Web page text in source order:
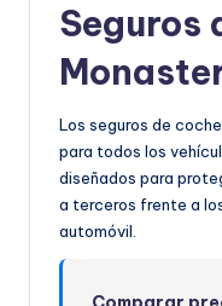
Seguros
Los seguros de
para todos los
diseñados para
a terceros frente a
automóvil.